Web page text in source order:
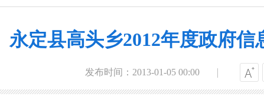
永定县高头乡2012年度政府
发布时间：2013-01-05 00:00